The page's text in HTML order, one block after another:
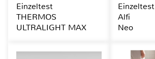
Einzeltest
THERMOS
ULTRALIGHT MAX
Einzeltest
Alfi
Neo